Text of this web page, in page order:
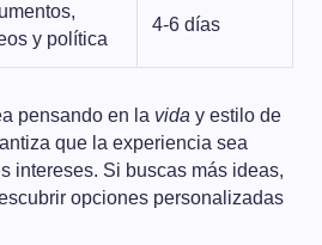
y política
4-6 días
pensando en la vida y estilo de
que la experiencia sea
intereses. Si buscas más ideas,
opciones personalizadas